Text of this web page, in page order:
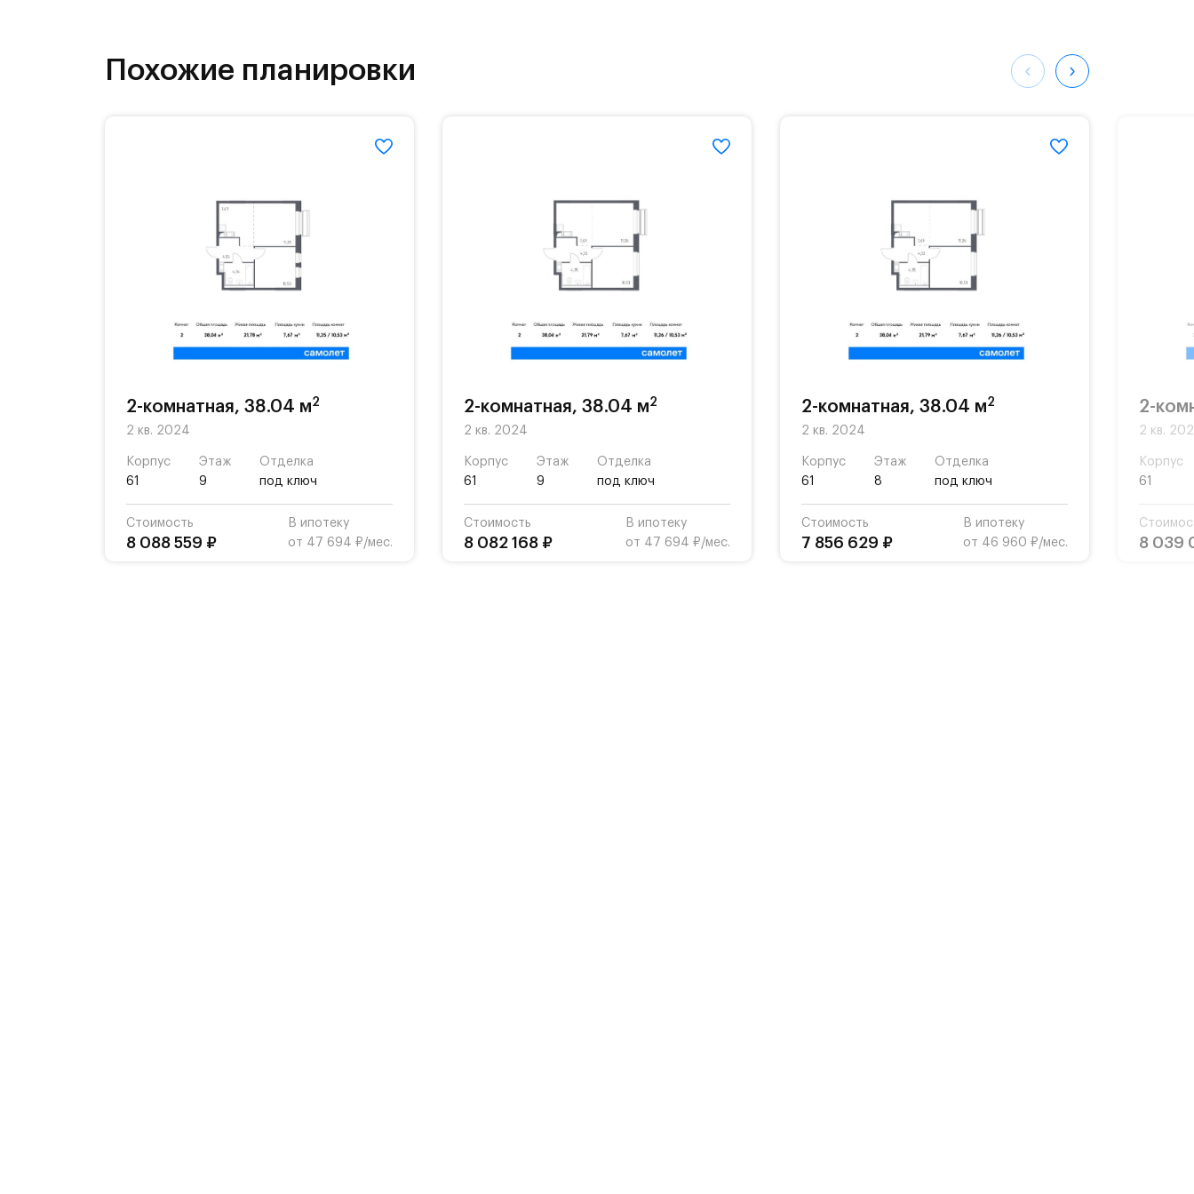
На территории квартала возведут детский сад и школу. Также для наиболее одарённых
детей есть возможность посещения частной гимназии «Жуковка».
Похожие планировки
2-комнатная, 38.04 м2
2 кв. 2024
Корпус
61
Этаж
9
Отделка
под ключ
Стоимость
8 088 559 ₽
В ипотеку
от 47 694 ₽/мес.
2-комнатная, 38.04 м2
2 кв. 2024
Корпус
61
Этаж
9
Отделка
под ключ
Стоимость
8 082 168 ₽
В ипотеку
от 47 694 ₽/мес.
2-комнатная, 38.04 м2
2 кв. 2024
Корпус
61
Этаж
8
Отделка
под ключ
Стоимость
7 856 629 ₽
В ипотеку
от 46 960 ₽/мес.
2-
2 кв.
Корпус
61
8 039